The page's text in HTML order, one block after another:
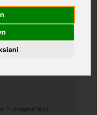
Sänggavel 160 cm